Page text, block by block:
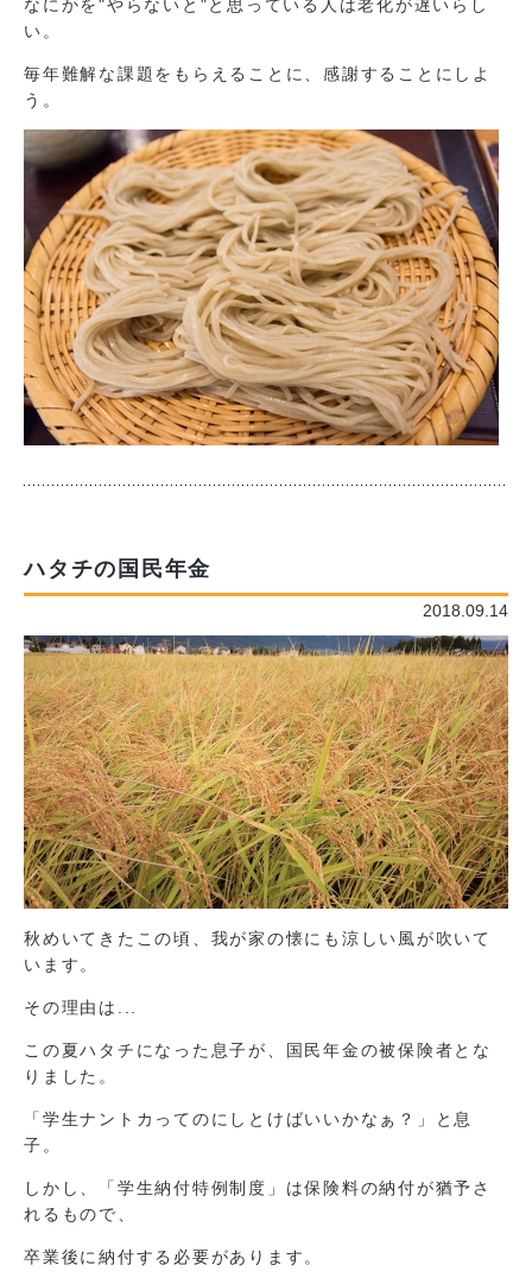
なにかを"やらないと"と思っている人は老化が遅いらし
い。
毎年難解な課題をもらえることに、感謝することにしよ
う。
ハタチの国民年金
2018.09.14
秋めいてきたこの頃、我が家の懐にも涼しい風が吹いて
います。
その理由は...
この夏ハタチになった息子が、国民年金の被保険者とな
りました。
「学生ナントカってのにしとけばいいかなぁ？」と息
子。
しかし、「学生納付特例制度」は保険料の納付が猶予さ
れるもので、
卒業後に納付する必要があります。